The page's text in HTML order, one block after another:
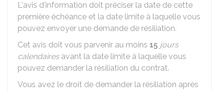
L'avis d'information doit préciser la date de cette
première échéance et la date limite à laquelle vous
pouvez envoyer une demande de résiliation.
Cet avis doit vous parvenir au moins 15 jours
calendairesavant la date limite à laquelle vous
pouvez demander la résiliation du contrat.
Vous avez le droit de demander la résiliation après